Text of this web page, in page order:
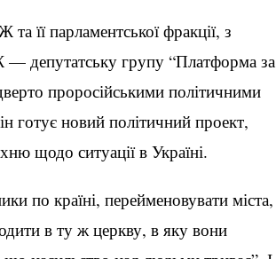
її парламентської фракції, з
— депутатську групу “Платформа за
проросійськими політичними
готує новий політичний проект,
щодо ситуації в Україні.
по країні, перейменовувати міста,
в ту ж церкву, в яку вони